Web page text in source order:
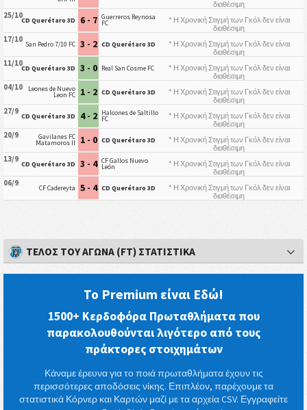
διαθέσιμη
25/10CD Querétaro 3D 6 - 7 Guerreros Reynosa
FC
* Η Χρονική Στιγμή των Γκόλ δεν είναι
διαθέσιμη
17/10 San Pedro 7/10 FC 3 - 2 CD Querétaro 3D
* Η Χρονική Στιγμή των Γκόλ δεν είναι
διαθέσιμη
11/10CD Querétaro 3D 3 - 0 Real San Cosme FC
* Η Χρονική Στιγμή των Γκόλ δεν είναι
διαθέσιμη
04/10
Leones de Nuevo
Leon FC 1 - 2 CD Querétaro 3D
* Η Χρονική Στιγμή των Γκόλ δεν είναι
διαθέσιμη
27/9 CD Querétaro 3D 4 - 2 Halcones de Saltillo
FC
* Η Χρονική Στιγμή των Γκόλ δεν είναι
διαθέσιμη
20/9
Gavilanes FC
Matamoros II 1 - 0 CD Querétaro 3D
* Η Χρονική Στιγμή των Γκόλ δεν είναι
διαθέσιμη
13/9 CD Querétaro 3D 3 - 4 CF Gallos Nuevo
León
* Η Χρονική Στιγμή των Γκόλ δεν είναι
διαθέσιμη
06/9
CF Cadereyta 5 - 4 CD Querétaro 3D
* Η Χρονική Στιγμή των Γκόλ δεν είναι
διαθέσιμη
ΤΈΛΟΣ ΤΟΥ ΑΓΏΝΑ (FT) ΣΤΑΤΙΣΤΙΚΆ
Το Premium είναι Εδώ!
1500+ Κερδοφόρα Πρωταθλήματα που
παρακολουθούνται λιγότερο από τους
πράκτορες στοιχημάτων
Κάναμε έρευνα για το ποιά πρωταθλήματα έχουν τις
περισσότερες αποδόσεις νίκης. Επιπλέον, παρέχουμε τα
στατιστικά Κόρνερ και Καρτών μαζί με τα αρχεία CSV. Εγγραφείτε